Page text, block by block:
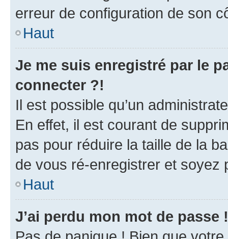
erreur de configuration de son
Haut
Je me suis enregistré par le
connecter ?!
Il est possible qu’un
En effet, il est courant de
pas pour réduire la taille de la
de vous ré-enregistrer et soyez
Haut
J’ai perdu mon mot de passe !